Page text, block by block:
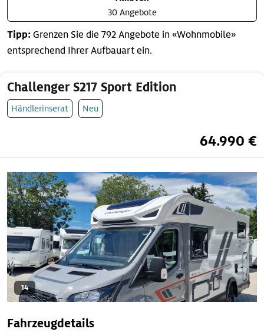
30 Angebote
Tipp: Grenzen Sie die 792 Angebote in «Wohnmobile»
entsprechend Ihrer Aufbauart ein.
Challenger S217 Sport Edition
Händlerinserat Neu
64.990 €
14
Fahrzeugdetails